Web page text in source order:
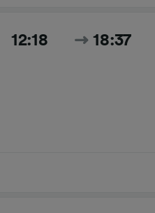
12:18 18:37